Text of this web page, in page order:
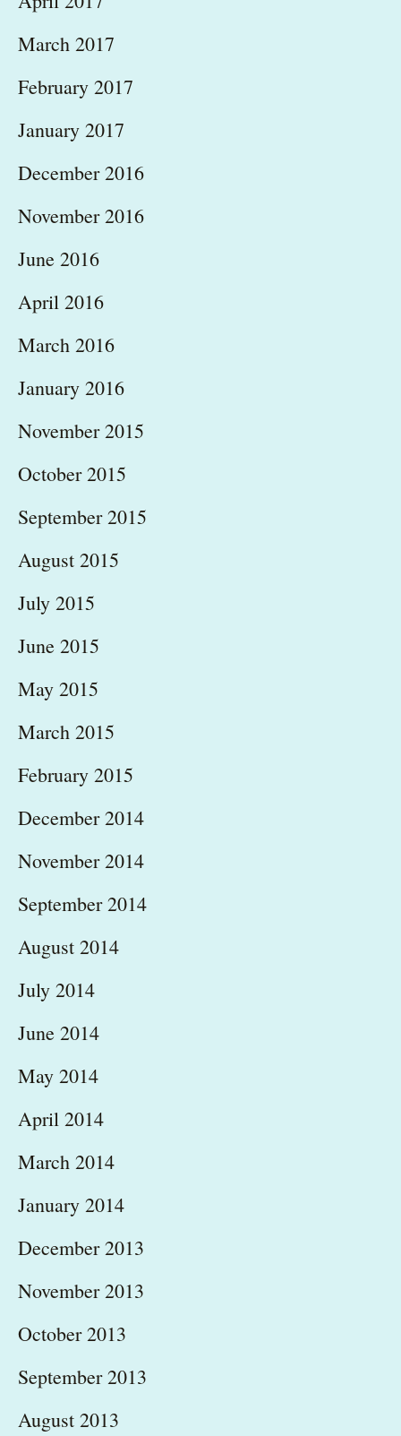
March 2017
February 2017
January 2017
December 2016
November 2016
June 2016
April 2016
March 2016
January 2016
November 2015
October 2015
September 2015
August 2015
July 2015
June 2015
May 2015
March 2015
February 2015
December 2014
November 2014
September 2014
August 2014
July 2014
June 2014
May 2014
April 2014
March 2014
January 2014
December 2013
November 2013
October 2013
September 2013
August 2013